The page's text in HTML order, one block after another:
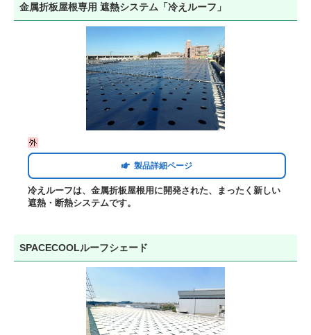
金属折板屋根専用 遮熱システム「冷えルーフ」
製品詳細ページ
冷えルーフは、金属折板屋根用に開発された、まったく新しい
遮熱・断熱システムです。
SPACECOOLルーフシェード